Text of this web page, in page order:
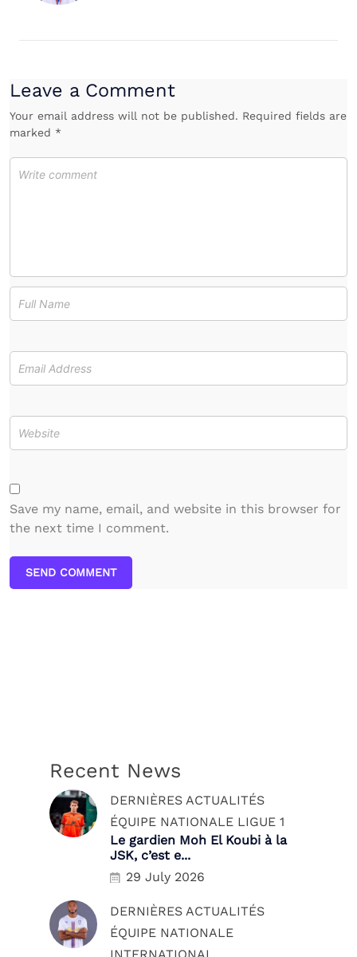
Leave a Comment
Your email address will not be published. Required fields are
marked *
Save my name, email, and website in this browser for
the next time I comment.
SEND COMMENT
Recent News
DERNIÈRES ACTUALITÉS
ÉQUIPE NATIONALE LIGUE 1
Le gardien Moh El Koubi à la
JSK, c’est e...
29 July 2026
DERNIÈRES ACTUALITÉS
ÉQUIPE NATIONALE
INTERNATIONAL